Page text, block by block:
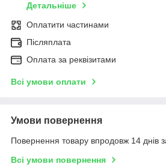
Детальніше
Оплатити частинами
Післяплата
Оплата за реквізитами
Всі умови оплати
Умови повернення
Повернення товару впродовж 14 днів
Всі умови повернення